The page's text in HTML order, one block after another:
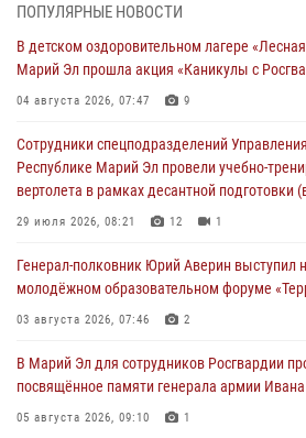
провели более 90 проверок мест хранения
06 августа 2026, 08:00
В Марий Эл сотрудники вневедомственной
05 августа 2026, 09:44
В Марий Эл для сотрудников Росгвардии
посвящённое памяти генерала армии Ивана
В детском оздоровительном лагере «Лесная
Марий Эл прошла акция «Каникулы с
Сотрудники Центра лицензионно-
Управления Росгвардии по Республике
ПОПУЛЯРНЫЕ НОВОСТИ
В детском оздоровительном лагере
Марий Эл прошла акция «Каникулы с
04 августа 2026, 07:47 9
Сотрудники спецподразделений
Республике Марий Эл провели учебно-
вертолета в рамках десантной подготовки
29 июля 2026, 08:21 12 1
Генерал-полковник Юрий Аверин выступил
молодёжном образовательном форуме
03 августа 2026, 07:46 2
В Марий Эл для сотрудников Росгвардии
посвящённое памяти генерала армии
05 августа 2026, 09:10 1